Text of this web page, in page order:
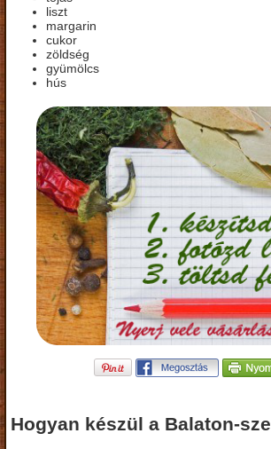
liszt
margarin
cukor
zöldség
gyümölcs
hús
Hogyan készül a Balaton-